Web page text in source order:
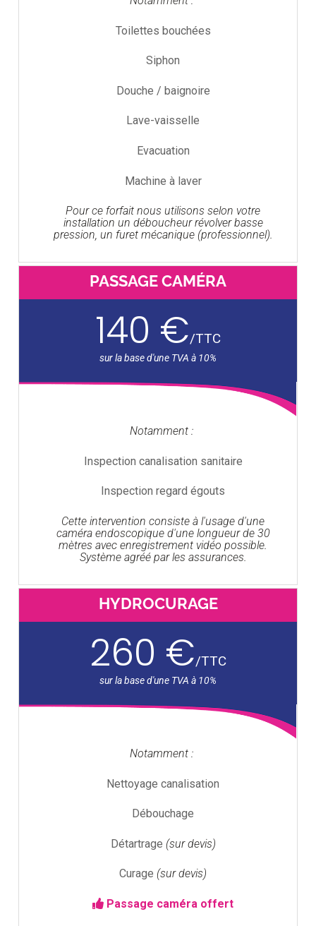
Toilettes bouchées
Siphon
Douche / baignoire
Lave-vaisselle
Evacuation
Machine à laver
Pour ce forfait nous utilisons selon votre
installation un déboucheur révolver basse
pression, un furet mécanique (professionnel).
PASSAGE CAMÉRA
140 €/TTC
Notamment :
Inspection canalisation sanitaire
Inspection regard égouts
Cette intervention consiste à l'usage d'une
caméra endoscopique d'une longueur de 30
mètres avec enregistrement vidéo possible.
Système agréé par les assurances.
HYDROCURAGE
260 €/TTC
Notamment :
Nettoyage canalisation
Débouchage
Détartrage (sur devis)
Curage (sur devis)
Passage caméra offert